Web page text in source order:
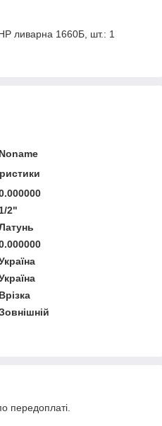
ливарна 1660Б, шт.: 1
Noname
1/2"
Врізка
передоплаті.